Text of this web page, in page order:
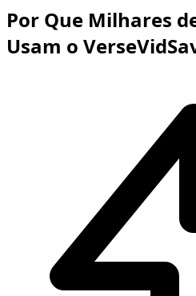
Por Que Milhares
Usam o